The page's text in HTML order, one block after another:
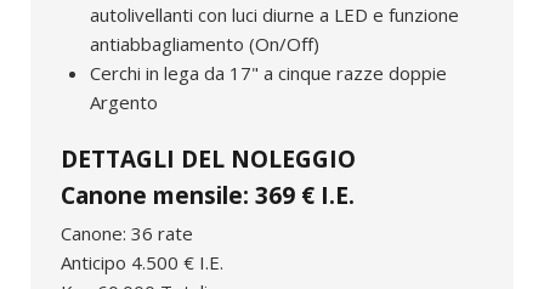
autolivellanti con luci diurne a LED e funzione
antiabbagliamento (On/Off)
Cerchi in lega da 17" a cinque razze doppie
Argento
DETTAGLI DEL NOLEGGIO
Canone mensile: 369 € I.E.
Canone: 36 rate
Anticipo 4.500 € I.E.